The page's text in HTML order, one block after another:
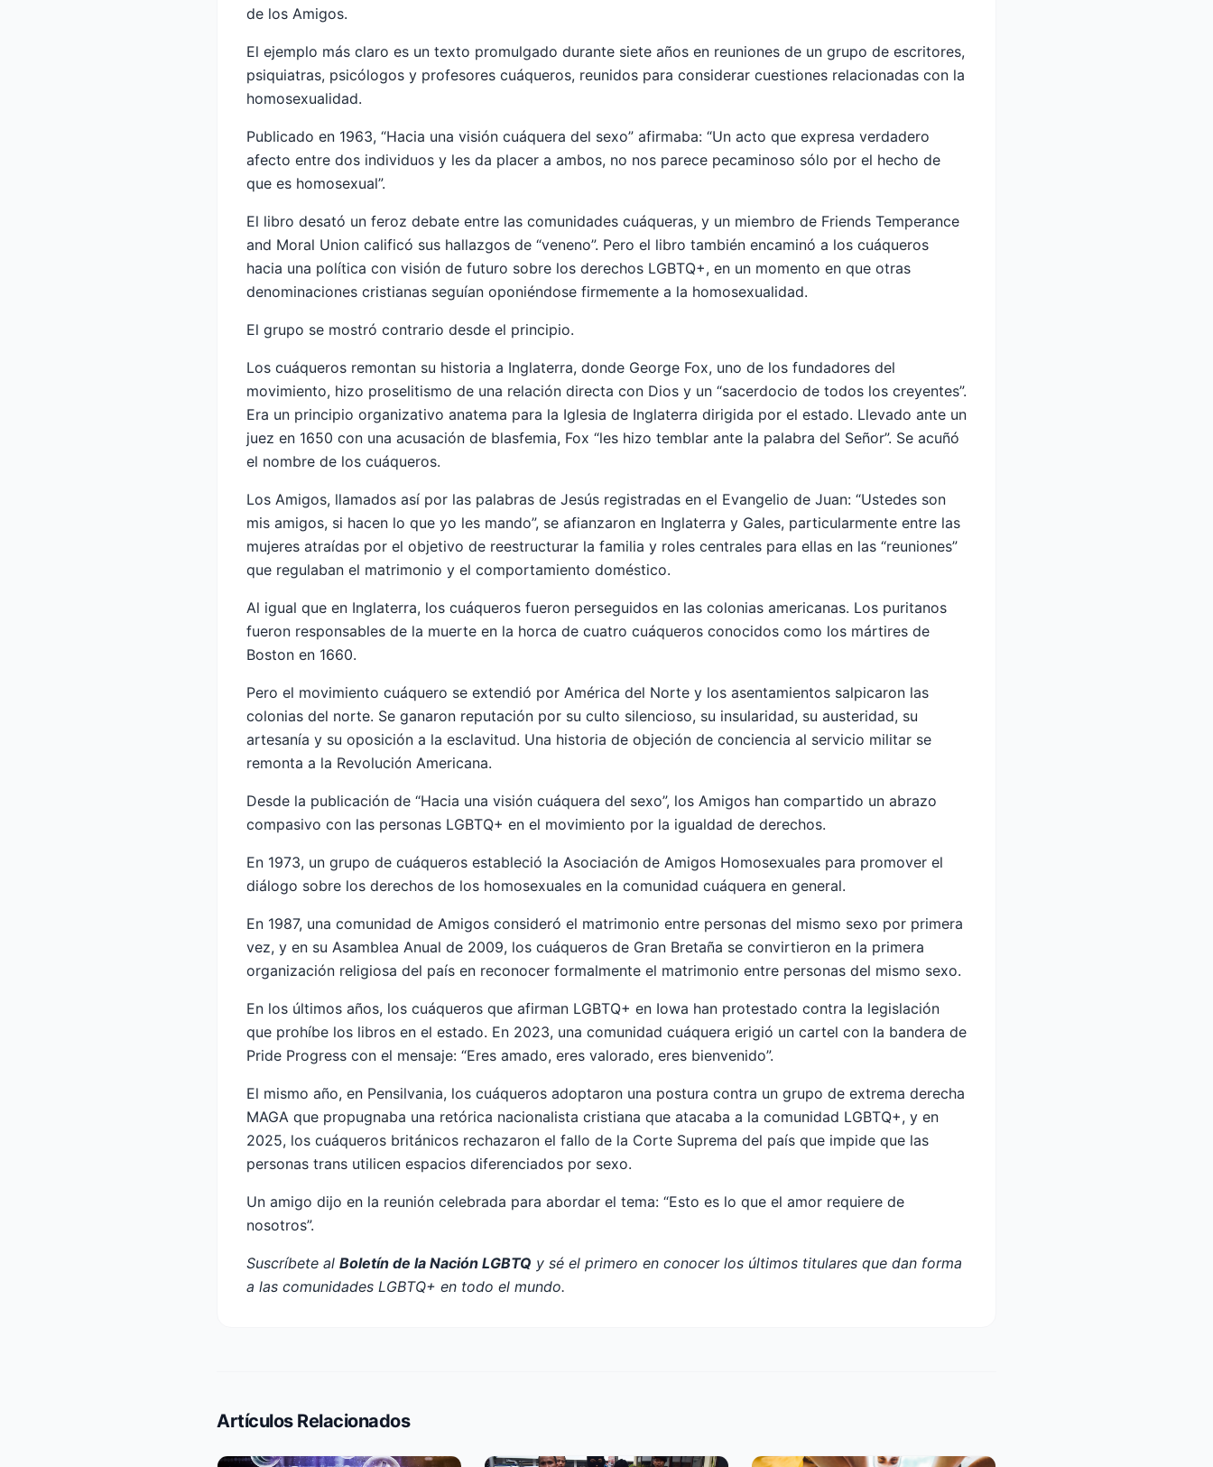
de los Amigos.
El ejemplo más claro es un texto promulgado durante siete años en reuniones de un grupo de escritores,
psiquiatras, psicólogos y profesores cuáqueros, reunidos para considerar cuestiones relacionadas con la
homosexualidad.
Publicado en 1963, “Hacia una visión cuáquera del sexo” afirmaba: “Un acto que expresa verdadero
afecto entre dos individuos y les da placer a ambos, no nos parece pecaminoso sólo por el hecho de
que es homosexual”.
El libro desató un feroz debate entre las comunidades cuáqueras, y un miembro de Friends Temperance
and Moral Union calificó sus hallazgos de “veneno”. Pero el libro también encaminó a los cuáqueros
hacia una política con visión de futuro sobre los derechos LGBTQ+, en un momento en que otras
denominaciones cristianas seguían oponiéndose firmemente a la homosexualidad.
El grupo se mostró contrario desde el principio.
Los cuáqueros remontan su historia a Inglaterra, donde George Fox, uno de los fundadores del
movimiento, hizo proselitismo de una relación directa con Dios y un “sacerdocio de todos los creyentes”.
Era un principio organizativo anatema para la Iglesia de Inglaterra dirigida por el estado. Llevado ante un
juez en 1650 con una acusación de blasfemia, Fox “les hizo temblar ante la palabra del Señor”. Se acuñó
el nombre de los cuáqueros.
Los Amigos, llamados así por las palabras de Jesús registradas en el Evangelio de Juan: “Ustedes son
mis amigos, si hacen lo que yo les mando”, se afianzaron en Inglaterra y Gales, particularmente entre las
mujeres atraídas por el objetivo de reestructurar la familia y roles centrales para ellas en las “reuniones”
que regulaban el matrimonio y el comportamiento doméstico.
Al igual que en Inglaterra, los cuáqueros fueron perseguidos en las colonias americanas. Los puritanos
fueron responsables de la muerte en la horca de cuatro cuáqueros conocidos como los mártires de
Boston en 1660.
Pero el movimiento cuáquero se extendió por América del Norte y los asentamientos salpicaron las
colonias del norte. Se ganaron reputación por su culto silencioso, su insularidad, su austeridad, su
artesanía y su oposición a la esclavitud. Una historia de objeción de conciencia al servicio militar se
remonta a la Revolución Americana.
Desde la publicación de “Hacia una visión cuáquera del sexo”, los Amigos han compartido un abrazo
compasivo con las personas LGBTQ+ en el movimiento por la igualdad de derechos.
En 1973, un grupo de cuáqueros estableció la Asociación de Amigos Homosexuales para promover el
diálogo sobre los derechos de los homosexuales en la comunidad cuáquera en general.
En 1987, una comunidad de Amigos consideró el matrimonio entre personas del mismo sexo por primera
vez, y en su Asamblea Anual de 2009, los cuáqueros de Gran Bretaña se convirtieron en la primera
organización religiosa del país en reconocer formalmente el matrimonio entre personas del mismo sexo.
En los últimos años, los cuáqueros que afirman LGBTQ+ en Iowa han protestado contra la legislación
que prohíbe los libros en el estado. En 2023, una comunidad cuáquera erigió un cartel con la bandera de
Pride Progress con el mensaje: “Eres amado, eres valorado, eres bienvenido”.
El mismo año, en Pensilvania, los cuáqueros adoptaron una postura contra un grupo de extrema derecha
MAGA que propugnaba una retórica nacionalista cristiana que atacaba a la comunidad LGBTQ+, y en
2025, los cuáqueros británicos rechazaron el fallo de la Corte Suprema del país que impide que las
personas trans utilicen espacios diferenciados por sexo.
Un amigo dijo en la reunión celebrada para abordar el tema: “Esto es lo que el amor requiere de
nosotros”.
Suscríbete al Boletín de la Nación LGBTQ y sé el primero en conocer los últimos titulares que dan forma
a las comunidades LGBTQ+ en todo el mundo.
Artículos Relacionados